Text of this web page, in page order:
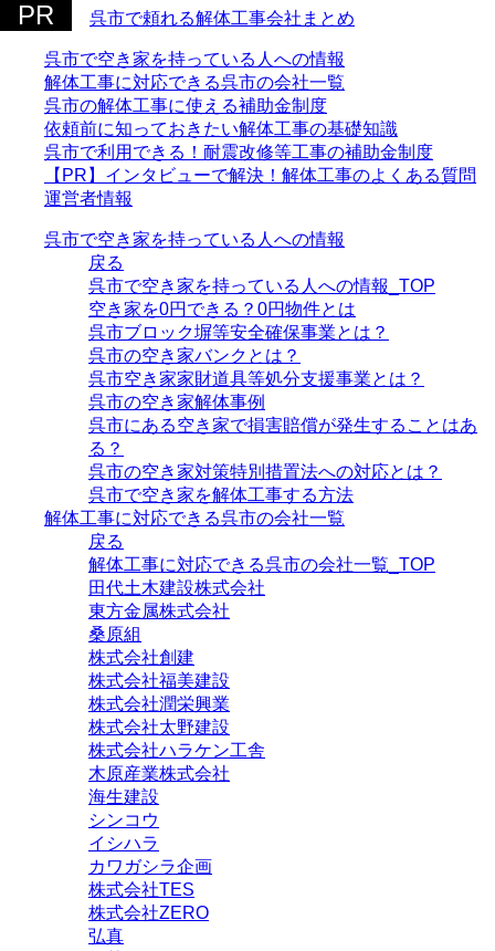
呉市で頼れる解体工事会社まとめ
呉市で空き家を持っている人への情報
解体工事に対応できる呉市の会社一覧
呉市の解体工事に使える補助金制度
依頼前に知っておきたい解体工事の基礎知識
呉市で利用できる！耐震改修等工事の補助金制度
【PR】インタビューで解決！解体工事のよくある質問
運営者情報
呉市で空き家を持っている人への情報
戻る
呉市で空き家を持っている人への情報_TOP
空き家を0円できる？0円物件とは
呉市ブロック塀等安全確保事業とは？
呉市の空き家バンクとは？
呉市空き家家財道具等処分支援事業とは？
呉市の空き家解体事例
呉市にある空き家で損害賠償が発生することはあ
る？
呉市の空き家対策特別措置法への対応とは？
呉市で空き家を解体工事する方法
解体工事に対応できる呉市の会社一覧
戻る
解体工事に対応できる呉市の会社一覧_TOP
田代土木建設株式会社
東方金属株式会社
桑原組
株式会社創建
株式会社福美建設
株式会社潤栄興業
株式会社太野建設
株式会社ハラケン工舎
木原産業株式会社
海生建設
シンコウ
イシハラ
カワガシラ企画
株式会社TES
株式会社ZERO
弘真